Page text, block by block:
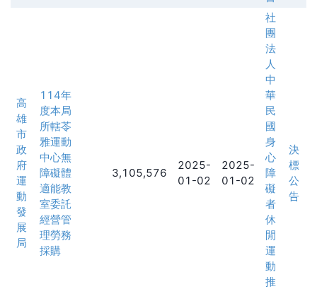
高
雄
市
政
府
運
動
發
展
局
114年
度本局
所轄苓
雅運動
中心無
障礙體
適能教
室委託
經營管
理勞務
採購
3,105,576
2025-
01-02
2025-
01-02
社
團
法
人
中
華
民
國
身
心
障
礙
者
休
閒
運
動
推
決
標
公
告